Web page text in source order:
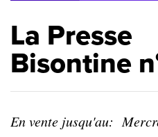
La Presse
Bisontine
En vente jusqu'au: